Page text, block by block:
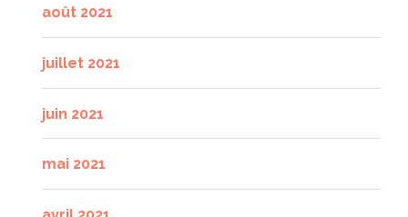
août 2021
juillet 2021
juin 2021
mai 2021